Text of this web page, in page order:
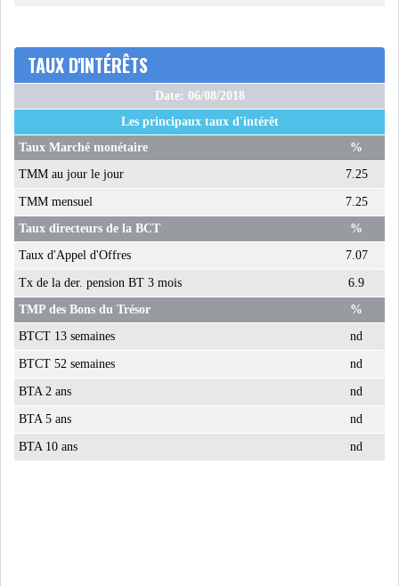
TAUX D'INTÉRÊTS
Date: 06/08/2018
Les principaux taux d'intérêt
Taux Marché monétaire
%
TMM au jour le jour
7.25
TMM mensuel
7.25
Taux directeurs de la BCT
%
Taux d'Appel d'Offres
7.07
Tx de la der. pension BT 3 mois
6.9
TMP des Bons du Trésor
%
BTCT 13 semaines
nd
BTCT 52 semaines nd
BTA 2 ans nd
BTA 5 ans nd
BTA 10 ans nd